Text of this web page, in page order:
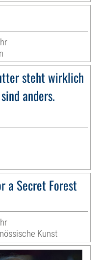
steht wirklich
anders.
a Secret Forest
Kunst